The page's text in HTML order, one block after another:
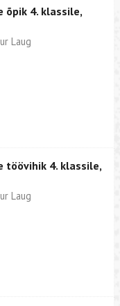
õpik 4. klassile,
Laug
töövihik 4. klassile,
Laug